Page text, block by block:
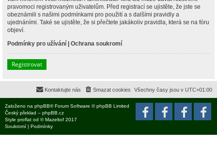
pravomoci registrovaným uživatelům. Před registrací se ujistěte, že jste se
obeznámili s našimi podmínkami pro použití a s dalšími pravidly a
ujednáními. Také se ujistěte, že si přečtete jakákoliv pravidla, která se na fóru
objeví.
Podmínky pro užívání | Ochrana soukromí
Registrovat
Všechny časy jsou v UTC+01:00
Smazat cookies
Kontaktujte nás
Založeno na phpBB® Forum Software © phpBB Limited
Český překlad – phpBB.cz
Style proflat od ©Mazeltof 2017
Soukromí | Podmínky